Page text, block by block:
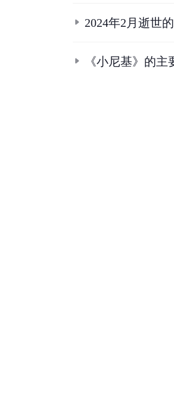
2024年2月逝世
《小尼基》的主